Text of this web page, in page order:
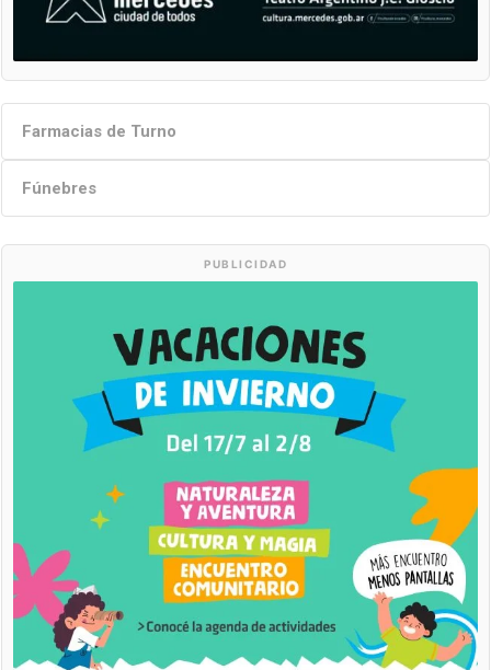
Farmacias de Turno
Fúnebres
PUBLICIDAD